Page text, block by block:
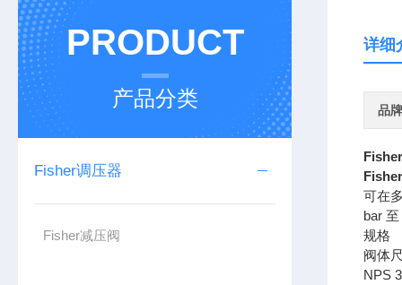
PRODUCT
产品分类
Fisher调压器
Fisher减压阀
详细
品牌
可在
bar
规格
阀体
NPS